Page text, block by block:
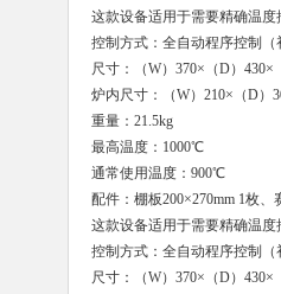
这款设备适用于需要精确温
控制方式：全自动程序控制
尺寸：（W）370×（D）430×
炉内尺寸：（W）210×（D）
重量：21.5kg
最高温度：1000℃
通常使用温度：900℃
配件：棚板200×270mm 1枚
这款设备适用于需要精确温
控制方式：全自动程序控制
尺寸：（W）370×（D）430×